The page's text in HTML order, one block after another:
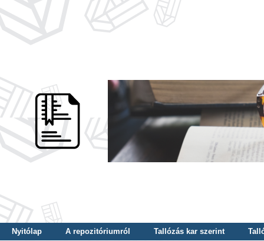
Nyitólap A repozitóriumról Tallózás kar szerint